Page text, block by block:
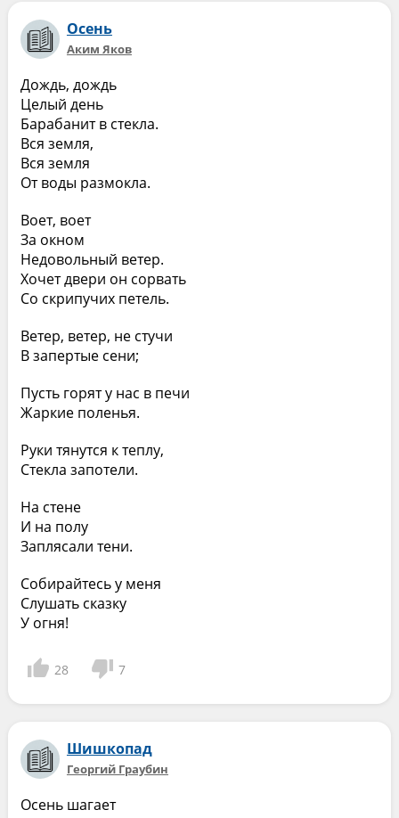
Осень
Аким Яков
Дождь, дождь
Целый день
Барабанит в стекла.
Вся земля,
Вся земля
От воды размокла.
Воет, воет
За окном
Недовольный ветер.
Хочет двери он сорвать
Со скрипучих петель.
Ветер, ветер, не стучи
В запертые сени;
Пусть горят у нас в печи
Жаркие поленья.
Руки тянутся к теплу,
Стекла запотели.
На стене
И на полу
Заплясали тени.
Собирайтесь у меня
Слушать сказку
У огня!
28 7
Шишкопад
Георгий Граубин
Осень шагает